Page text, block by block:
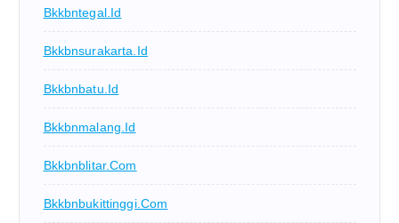
Bkkbntegal.id
Bkkbnsurakarta.id
Bkkbnbatu.id
Bkkbnmalang.id
Bkkbnblitar.com
Bkkbnbukittinggi.com